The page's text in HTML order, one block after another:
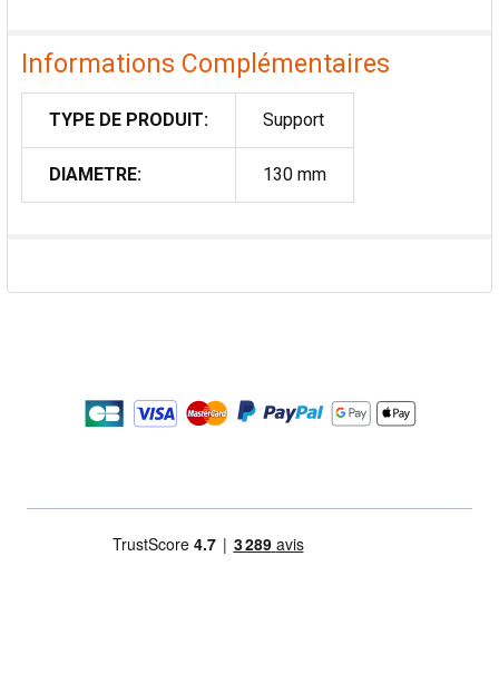
Informations Complémentaires
TYPE DE PRODUIT: Support
DIAMETRE: 130 mm